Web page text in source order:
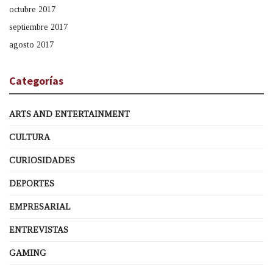
octubre 2017
septiembre 2017
agosto 2017
Categorías
ARTS AND ENTERTAINMENT
CULTURA
CURIOSIDADES
DEPORTES
EMPRESARIAL
ENTREVISTAS
GAMING